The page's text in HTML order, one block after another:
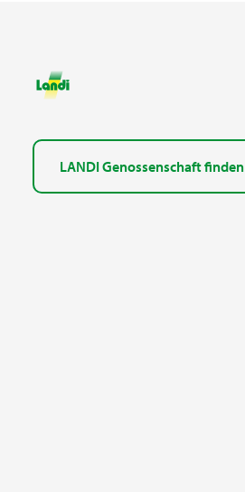
LANDI Genossenschaft finden